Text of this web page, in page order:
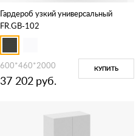
Гардероб узкий универсальный
FR.GB-102
600*460*2000
37 202 руб.
КУПИТЬ